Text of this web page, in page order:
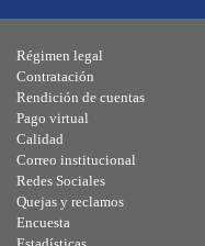
Régimen legal
Contratación
Rendición de cuentas
Pago virtual
Calidad
Correo institucional
Redes Sociales
Quejas y reclamos
Encuesta